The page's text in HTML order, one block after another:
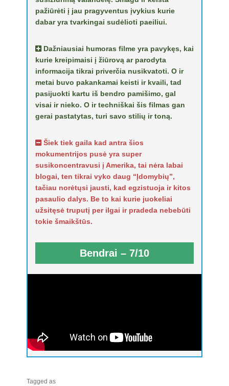
pažiūrėti į jau pragyventus įvykius kurie
dabar yra tvarkingai sudėlioti paeiliui.
Dažniausiai humoras filme yra pavykęs, kai
kurie kreipimaisi į žiūrovą ar parodyta
informacija tikrai priverčia nusikvatoti. O ir
metai buvo pakankamai keisti ir kvaili, tad
pasijuokti kartu iš bendro pamišimo, gal
visai ir nieko. O ir techniškai šis filmas gan
gerai pastatytas, turi savo stilių ir toną.
Šiek tiek gaila kad antra šios
mokumentrijos pusė yra super
susikoncentravusi į Amerika, tai nėra labai
blogai, ten tikrai vyko daug “Įdomybių”,
tačiau norėtųsi jausti, kad egzistuoja ir kitos
pasaulio dalys. Be to kai kurie juokeliai
užsitęsė truputį per ilgai ir pradeda nebebūti
tokie šmaikštūs.
Bendrai – 7/10
Tagged as